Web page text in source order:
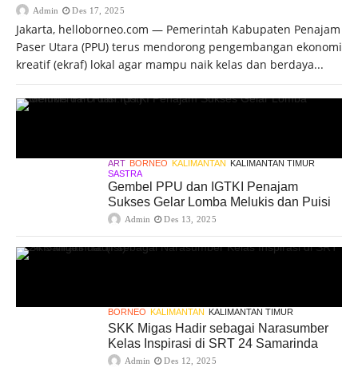
Admin Des 17, 2025
Jakarta, helloborneo.com — Pemerintah Kabupaten Penajam
Paser Utara (PPU) terus mendorong pengembangan ekonomi
kreatif (ekraf) lokal agar mampu naik kelas dan berdaya...
ART BORNEO KALIMANTAN KALIMANTAN TIMUR
SASTRA
Gembel PPU dan IGTKI Penajam
Sukses Gelar Lomba Melukis dan Puisi
Admin Des 13, 2025
BORNEO KALIMANTAN KALIMANTAN TIMUR
SKK Migas Hadir sebagai Narasumber
Kelas Inspirasi di SRT 24 Samarinda
Admin Des 12, 2025